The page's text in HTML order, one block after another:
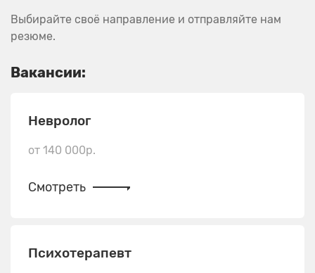
Выбирайте своё направление и отправляйте нам
резюме.
Вакансии:
Невролог
от 140 000р.
Смотреть
Психотерапевт